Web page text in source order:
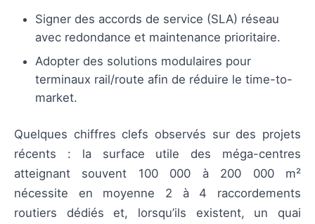
Signer des accords de service (SLA) réseau
avec redondance et maintenance prioritaire.
Adopter des solutions modulaires pour
terminaux rail/route afin de réduire le time-to-
market.
Quelques chiffres clefs observés sur des projets
récents : la surface utile des méga-centres
atteignant souvent 100 000 à 200 000 m²
nécessite en moyenne 2 à 4 raccordements
routiers dédiés et, lorsqu’ils existent, un quai